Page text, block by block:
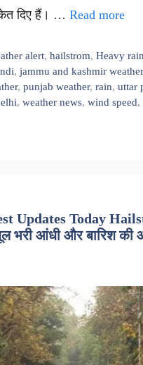
दिए हैं। … Read more
alert,hailstrom,Heavy rain
, jammu and kashmir weather
, punjab weather, rain, uttar
, weather news, wind speed,
Updates Today
आंधी और बारिश की